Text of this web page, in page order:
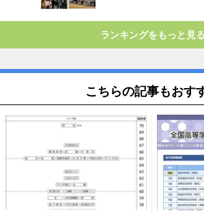
ランキングをもっと見る
こちらの記事もおす